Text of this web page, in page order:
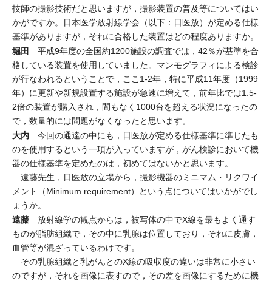
技師の撮影技術だと思いますが，撮影装置の普及等についてはい
かがですか。日本医学放射線学会（以下：日医放）が定める仕様
基準がありますが，それに合格した装置はどの程度ありますか。
堀田 平成9年度の全国約1200施設の調査では，42％が基準を合
格している装置を使用していました。マンモグラフィによる検診
が行なわれるということで，ここ1-2年，特に平成11年度（1999
年）に更新や新規設置する施設が急速に増えて，前年比では1.5-
2倍の装置が購入され，間もなく1000台を超える状況になったの
で，数量的には問題がなくなったと思います。
大内 今回の通達の中にも，日医放が定める仕様基準に準じたも
のを使用するという一項が入っていますが，がん検診において機
器の仕様基準を定めたのは，初めてはないかと思います。
遠藤先生，日医放の立場から，撮影機器のミニマム・リクワイ
メント（Minimum requirement）という点についてはいかがでし
ょうか。
遠藤 放射線学の観点からは，被写体の中でX線を最もよく通す
ものが脂肪組織で，その中に乳腺は位置しており，それに皮膚，
血管等が混ざっているわけです。
その乳腺組織と乳がんとのX線の吸収度の違いは非常に小さい
のですが，それを画像に表すので，その差を画像にするために機